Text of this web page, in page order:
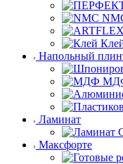
Напольный
Ламинат
Максфорте